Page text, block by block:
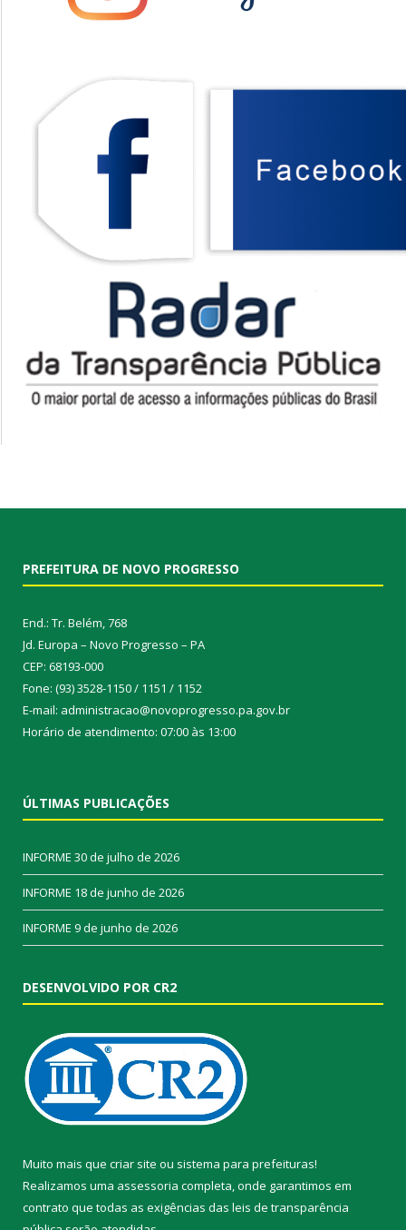
PREFEITURA DE NOVO PROGRESSO
End.: Tr. Belém, 768
Jd. Europa – Novo Progresso – PA
CEP: 68193-000
Fone: (93) 3528-1150 / 1151 / 1152
E-mail: administracao@novoprogresso.pa.gov.br
Horário de atendimento: 07:00 às 13:00
ÚLTIMAS PUBLICAÇÕES
INFORME 30 de julho de 2026
INFORME 18 de junho de 2026
INFORME 9 de junho de 2026
DESENVOLVIDO POR CR2
Muito mais que criar site ou sistema para prefeituras!
Realizamos uma assessoria completa, onde garantimos em
contrato que todas as exigências das leis de transparência